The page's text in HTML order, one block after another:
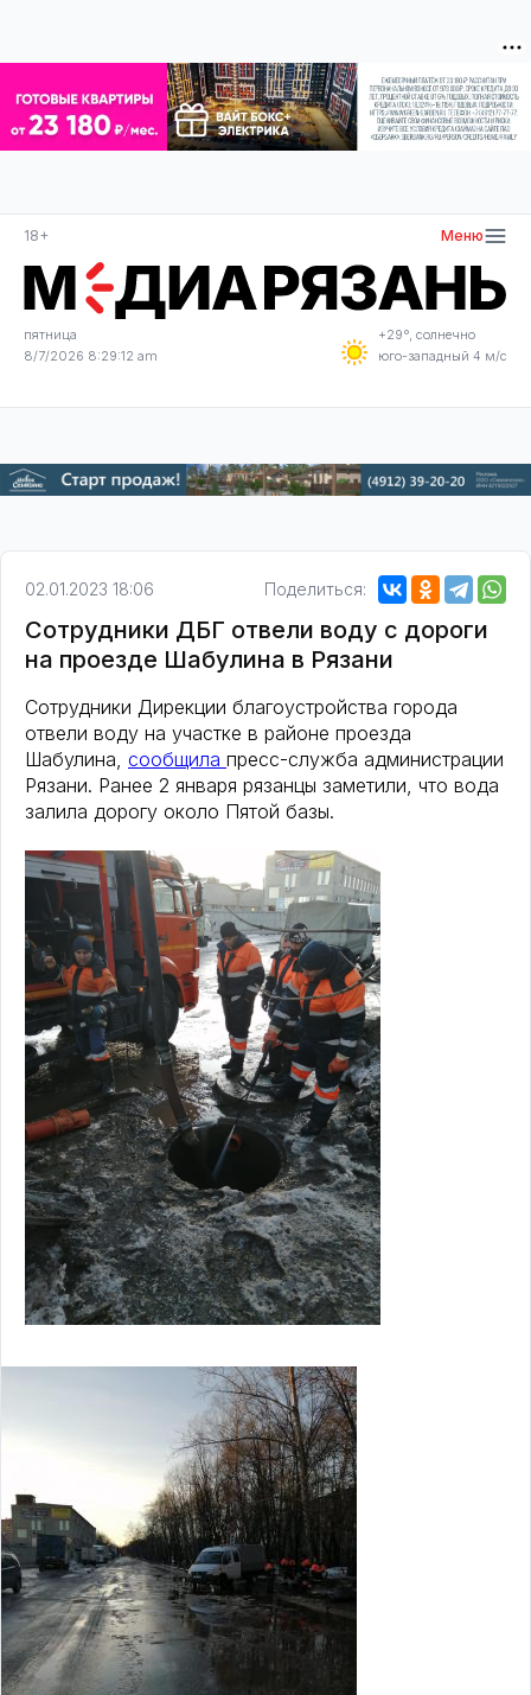
18+ Меню
пятница
8/7/2026 8:29:12 am
+29°, солнечно
юго-западный 4 м/с
02.01.2023 18:06 Поделиться:
Сотрудники ДБГ отвели воду с дороги
на проезде Шабулина в Рязани
Сотрудники Дирекции благоустройства города
отвели воду на участке в районе проезда
Шабулина, сообщила пресс-служба администрации
Рязани. Ранее 2 января рязанцы заметили, что вода
залила дорогу около Пятой базы.